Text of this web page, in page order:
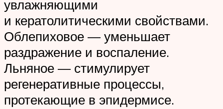
увлажняющими
и кератолитическими свойствами.
Облепиховое — уменьшает
раздражение и воспаление.
Льняное — стимулирует
регенеративные процессы,
протекающие в эпидермисе.